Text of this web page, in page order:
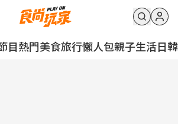
目熱門美食旅行懶人包親子生活日韓